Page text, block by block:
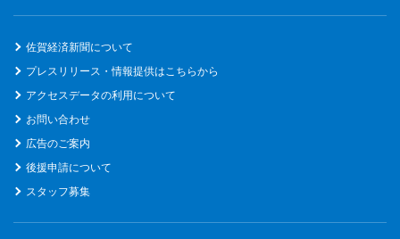
佐賀経済新聞について
プレスリリース・情報提供はこちらから
アクセスデータの利用について
お問い合わせ
広告のご案内
後援申請について
スタッフ募集